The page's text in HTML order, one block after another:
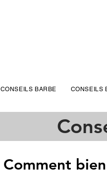
Comment
CONSEILS BARBE CONSEILS